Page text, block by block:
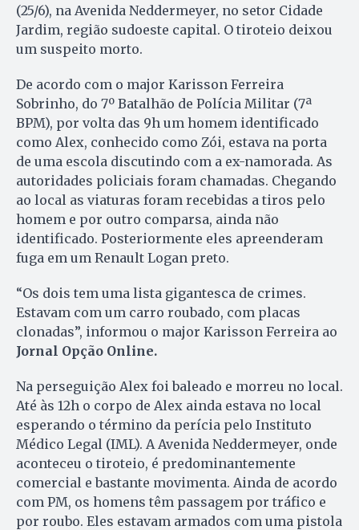
(25/6), na Avenida Neddermeyer, no setor Cidade
Jardim, região sudoeste capital. O tiroteio deixou
um suspeito morto.
De acordo com o major Karisson Ferreira
Sobrinho, do 7º Batalhão de Polícia Militar (7ª
BPM), por volta das 9h um homem identificado
como Alex, conhecido como Zói, estava na porta
de uma escola discutindo com a ex-namorada. As
autoridades policiais foram chamadas. Chegando
ao local as viaturas foram recebidas a tiros pelo
homem e por outro comparsa, ainda não
identificado. Posteriormente eles apreenderam
fuga em um Renault Logan preto.
“Os dois tem uma lista gigantesca de crimes.
Estavam com um carro roubado, com placas
clonadas”, informou o major Karisson Ferreira ao
Jornal Opção Online.
Na perseguição Alex foi baleado e morreu no local.
Até às 12h o corpo de Alex ainda estava no local
esperando o término da perícia pelo Instituto
Médico Legal (IML). A Avenida Neddermeyer, onde
aconteceu o tiroteio, é predominantemente
comercial e bastante movimenta. Ainda de acordo
com PM, os homens têm passagem por tráfico e
por roubo. Eles estavam armados com uma pistola